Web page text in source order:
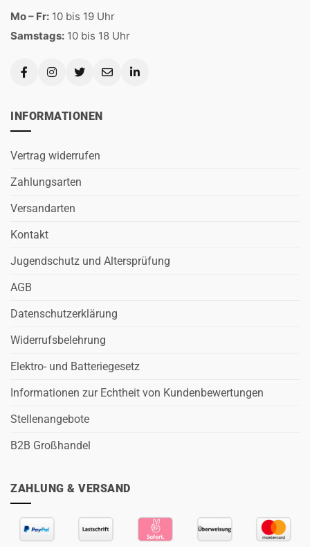
Mo – Fr: 10 bis 19 Uhr
Samstags: 10 bis 18 Uhr
INFORMATIONEN
Vertrag widerrufen
Zahlungsarten
Versandarten
Kontakt
Jugendschutz und Altersprüfung
AGB
Datenschutzerklärung
Widerrufsbelehrung
Elektro- und Batteriegesetz
Informationen zur Echtheit von Kundenbewertungen
Stellenangebote
B2B Großhandel
ZAHLUNG & VERSAND